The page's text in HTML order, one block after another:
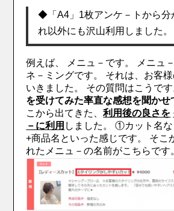
◆「A4」1枚アンケ－トから分
れ以外にも沢山利用しました。
例えば、 メニュ－です。
メニュ
ネ－ミングです。
それは、お客
いきました。
その質問はこうです
を受けてみた率直な感想を聞かせ
こから出てきた、利用後の良さを
－に利用 しました。 ①カット名な
+商品名といった感じです。
そこ
れたメニュ－の名前がこちらです